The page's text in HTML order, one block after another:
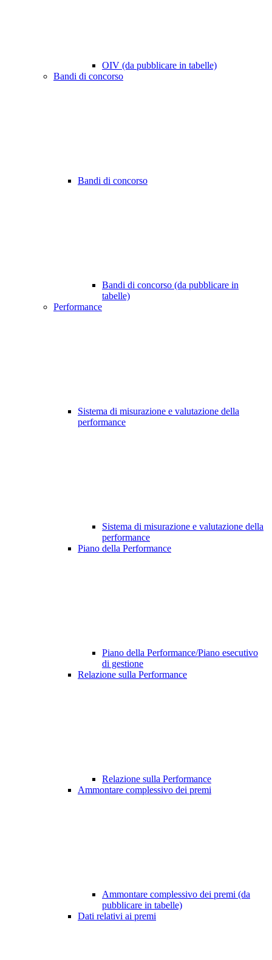
OIV (da pubblicare in tabelle)
Bandi di concorso
Bandi di concorso
Bandi di concorso (da pubblicare in
tabelle)
Performance
Sistema di misurazione e valutazione della
performance
Sistema di misurazione e valutazione della
performance
Piano della Performance
Piano della Performance/Piano esecutivo
di gestione
Relazione sulla Performance
Relazione sulla Performance
Ammontare complessivo dei premi
Ammontare complessivo dei premi (da
pubblicare in tabelle)
Dati relativi ai premi